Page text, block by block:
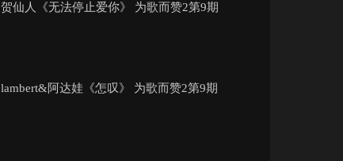
贺仙人《无法停止爱你》 为歌而赞2第9期
lambert&阿达娃《怎叹》 为歌而赞2第9期